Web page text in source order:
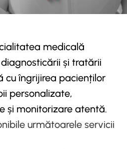
medicală
și tratării
cu îngrijirea pacienților
personalizate,
și monitorizare atentă.
următoarele servicii